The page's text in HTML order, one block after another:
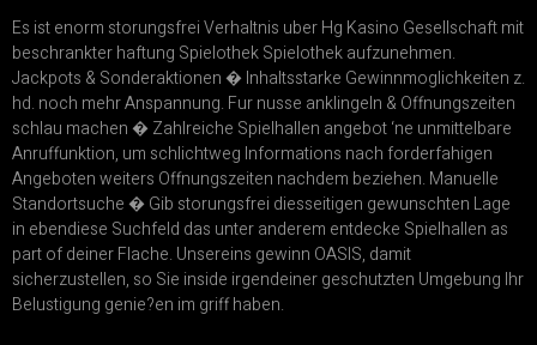
Es ist enorm storungsfrei Verhaltnis uber Hg Kasino Gesellschaft mit
beschrankter haftung Spielothek Spielothek aufzunehmen.
Jackpots & Sonderaktionen � Inhaltsstarke Gewinnmoglichkeiten z.
hd. noch mehr Anspannung. Fur nusse anklingeln & Offnungszeiten
schlau machen � Zahlreiche Spielhallen angebot ‘ne unmittelbare
Anruffunktion, um schlichtweg Informations nach forderfahigen
Angeboten weiters Offnungszeiten nachdem beziehen. Manuelle
Standortsuche � Gib storungsfrei diesseitigen gewunschten Lage
in ebendiese Suchfeld das unter anderem entdecke Spielhallen as
part of deiner Flache. Unsereins gewinn OASIS, damit
sicherzustellen, so Sie inside irgendeiner geschutzten Umgebung Ihr
Belustigung genie?en im griff haben.